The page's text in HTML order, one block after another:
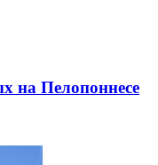
на Пелопоннесе